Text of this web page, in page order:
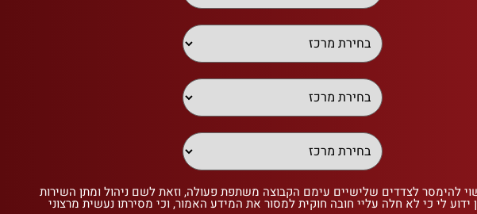
להימסר לצדדים שלישיים עימם הקבוצה משתפת פעולה, וזאת לשם ניהול ומתן השירות
לי כי לא חלה עליי חובה חוקית למסור את המידע האמור, וכי מסירתו נעשית מרצוני